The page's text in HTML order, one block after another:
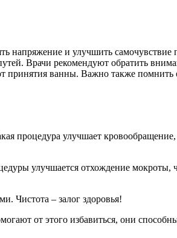
напряжение и улучшить самочувствие
Врачи рекомендуют обратить
принятия ванны. Важно также
процедура улучшает кровообращение,
улучшается отхождение мокроты,
Чистота – залог здоровья!
от этого избавиться, они